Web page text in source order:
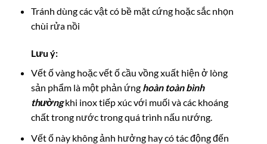
Tránh dùng các vật có bề mặt cứng hoặc sắc nhọn
chùi rửa nồi
Lưu ý:
Vết ố vàng hoặc vết ố cầu vồng xuất hiện ở lòng
sản phẩm là một phản ứng hoàn toàn bình
thườngkhi inox tiếp xúc với muối và các khoáng
chất trong nước trong quá trình nấu nướng.
Vết ố này không ảnh hưởng hay có tác động đến